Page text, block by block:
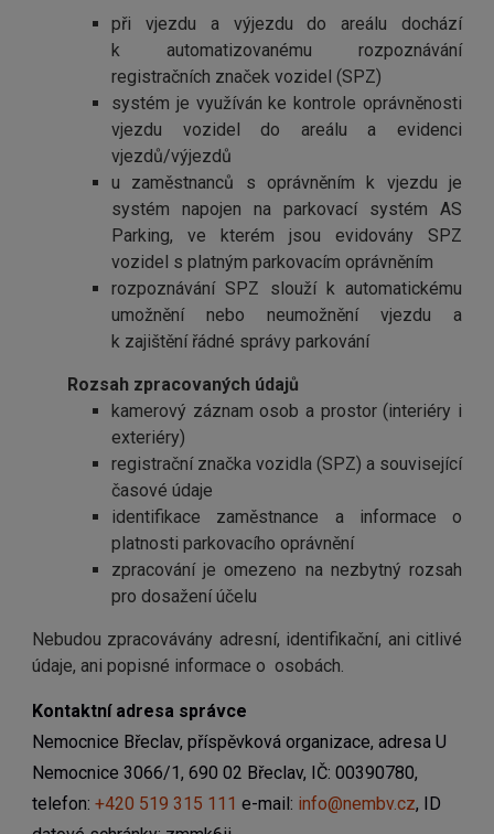
při vjezdu a výjezdu do areálu dochází
k automatizovanému rozpoznávání
registračních značek vozidel (SPZ)
systém je využíván ke kontrole oprávněnosti
vjezdu vozidel do areálu a evidenci
vjezdů/výjezdů
u zaměstnanců s oprávněním k vjezdu je
systém napojen na parkovací systém AS
Parking, ve kterém jsou evidovány SPZ
vozidel s platným parkovacím oprávněním
rozpoznávání SPZ slouží k automatickému
umožnění nebo neumožnění vjezdu a
k zajištění řádné správy parkování
Rozsah zpracovaných údajů
kamerový záznam osob a prostor (interiéry i
exteriéry)
registrační značka vozidla (SPZ) a související
časové údaje
identifikace zaměstnance a informace o
platnosti parkovacího oprávnění
zpracování je omezeno na nezbytný rozsah
pro dosažení účelu
Nebudou zpracovávány adresní, identifikační, ani citlivé
údaje, ani popisné informace o osobách.
Kontaktní adresa správce
Nemocnice Břeclav, příspěvková organizace, adresa U
Nemocnice 3066/1, 690 02 Břeclav, IČ: 00390780,
telefon: +420 519 315 111 e-mail: info@nembv.cz, ID